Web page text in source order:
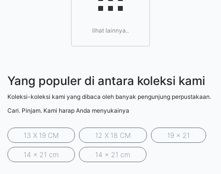
lihat lainnya..
Yang populer di antara koleksi kami
Koleksi-koleksi kami yang dibaca oleh banyak pengunjung perpustakaan.
Cari. Pinjam. Kami harap Anda menyukainya
13 X 19 CM 12 X 18 CM 19 x 21
14 x 21 cm 14 x 21 cm